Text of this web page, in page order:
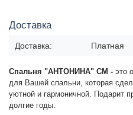
Доставка
Доставка: Платная
Спальня "АНТОНИНА" СМ - это
для Вашей спальни, которая
уютной и гармоничной. Подарит
долгие годы.